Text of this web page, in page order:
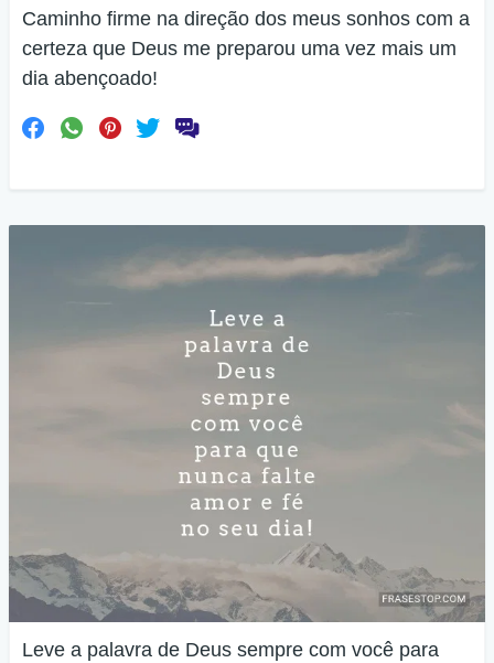
Caminho firme na direção dos meus sonhos com a
certeza que Deus me preparou uma vez mais um
dia abençoado!
Leve a palavra de Deus sempre com você para